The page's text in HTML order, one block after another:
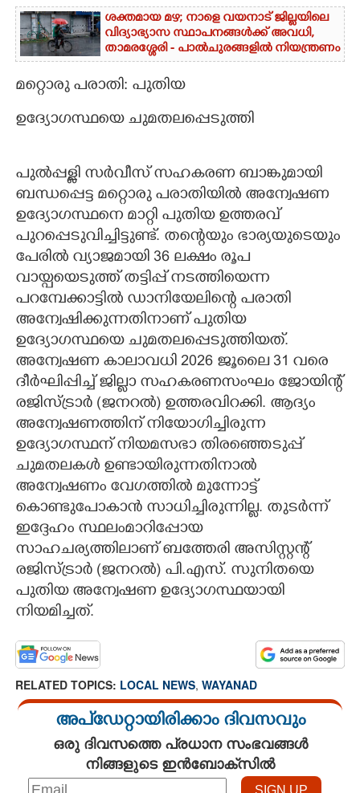
ശക്തമായ മഴ; നാളെ വയനാട് ജില്ലയിലെ
വിദ്യാഭ്യാസ സ്ഥാപനങ്ങൾക്ക് അവധി,
താമരശ്ശേരി - പാൽചുരങ്ങളിൽ നിയന്ത്രണം
മറ്റൊരു പരാതി: പുതിയ
ഉദ്യോഗസ്ഥയെ ചുമതലപ്പെടുത്തി
പുൽപ്പള്ളി സർവീസ് സഹകരണ ബാങ്കുമായി
ബന്ധപ്പെട്ട മറ്റൊരു പരാതിയിൽ അന്വേഷണ
ഉദ്യോഗസ്ഥനെ മാറ്റി പുതിയ ഉത്തരവ്
പുറപ്പെടുവിച്ചിട്ടുണ്ട്. തന്റെയും ഭാര്യയുടെയും
പേരിൽ വ്യാജമായി 36 ലക്ഷം രൂപ
വായ്പയെടുത്ത് തട്ടിപ്പ് നടത്തിയെന്ന
പറമ്പേക്കാട്ടിൽ ഡാനിയേലിന്റെ പരാതി
അന്വേഷിക്കുന്നതിനാണ് പുതിയ
ഉദ്യോഗസ്ഥയെ ചുമതലപ്പെടുത്തിയത്.
അന്വേഷണ കാലാവധി 2026 ജൂലൈ 31 വരെ
ദീർഘിപ്പിച്ച് ജില്ലാ സഹകരണസംഘം ജോയിന്റ്
രജിസ്ട്രാർ (ജനറൽ) ഉത്തരവിറക്കി. ആദ്യം
അന്വേഷണത്തിന് നിയോഗിച്ചിരുന്ന
ഉദ്യോഗസ്ഥന് നിയമസഭാ തിരഞ്ഞെടുപ്പ്
ചുമതലകൾ ഉണ്ടായിരുന്നതിനാൽ
അന്വേഷണം വേഗത്തിൽ മുന്നോട്ട്
കൊണ്ടുപോകാൻ സാധിച്ചിരുന്നില്ല. തുടർന്ന്
ഇദ്ദേഹം സ്ഥലംമാറിപ്പോയ
സാഹചര്യത്തിലാണ് ബത്തേരി അസിസ്റ്റന്റ്
രജിസ്ട്രാർ (ജനറൽ) പി.എസ്. സുനിതയെ
പുതിയ അന്വേഷണ ഉദ്യോഗസ്ഥയായി
നിയമിച്ചത്.
RELATED TOPICS: LOCAL NEWS, WAYANAD
അപ്ഡേറ്റായിരിക്കാം ദിവസവും
ഒരു ദിവസത്തെ പ്രധാന സംഭവങ്ങൾ
നിങ്ങളുടെ ഇൻബോക്സിൽ